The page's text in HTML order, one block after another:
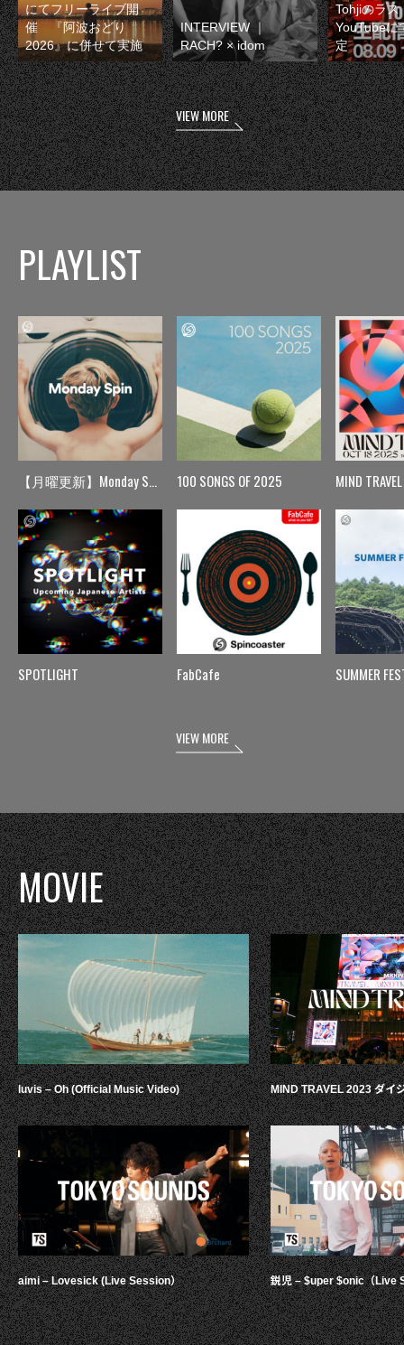
にてフリーライブ開
催 『阿波おどり
2026』に併せて実施
INTERVIEW ｜
RACH? × idom
Tohjiのラス
YouTubeに
定
VIEW MORE
PLAYLIST
【月曜更新】Monday Spin
SPOTLIGHT
100 SONGS OF 2025
FabCafe
MIND TRAVEL
SUMMER
VIEW MORE
MOVIE
luvis – Oh (Official Music Video)
aimi – Lovesick (Live Session）
MIND TRAVEL 2023 ダイ
鋭児 – $uper $onic（Live